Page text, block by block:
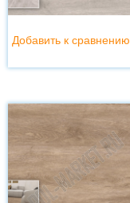
Добавить к сравнению